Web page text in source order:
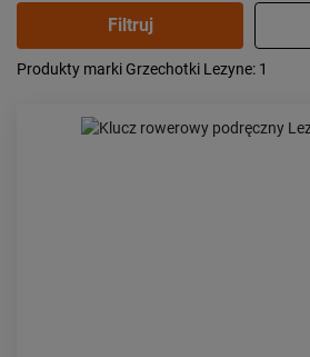
Popularność:
Produkty marki Grzechotki Lezyne: 1